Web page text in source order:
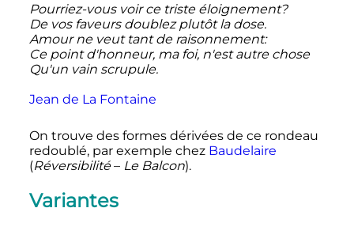
Pourriez-vous voir ce triste éloignement?
De vos faveurs doublez plutôt la dose.
Amour ne veut tant de raisonnement:
Ce point d'honneur, ma foi, n'est autre chose
Qu'un vain scrupule.
Jean de La Fontaine
On trouve des formes dérivées de ce rondeau
redoublé, par exemple chez Baudelaire
(Réversibilité– Le Balcon).
Variantes